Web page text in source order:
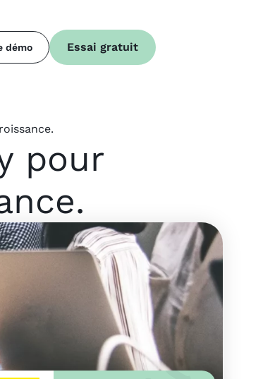
démo Essai gratuit
pour